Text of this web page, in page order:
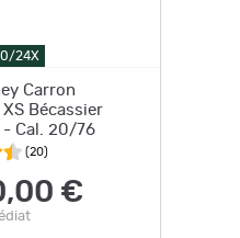
24X
Carron
Bécassier
- Cal. 20/76
(20)
€